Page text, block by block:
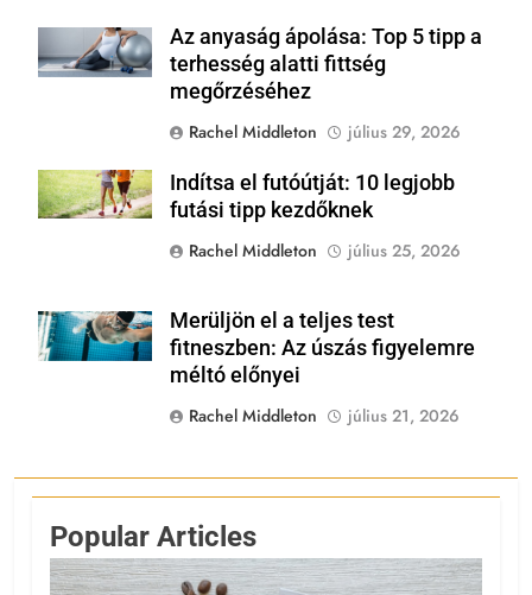
Shutterstock
Az anyaság ápolása: Top 5 tipp a
terhesség alatti fittség
megőrzéséhez
Rachel Middleton
július 29, 2026
Shutterstock
Indítsa el futóútját: 10 legjobb
futási tipp kezdőknek
Rachel Middleton
július 25, 2026
Shutterstock
Merüljön el a teljes test
fitneszben: Az úszás figyelemre
méltó előnyei
Rachel Middleton
július 21, 2026
Popular Articles